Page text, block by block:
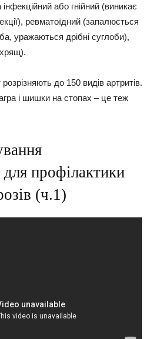
або гнійний (виникає
ревматоїдний (запалюється
уражаються дрібні суглоби),
до 150 видів артритів.
і шишки на стопах – це теж
для профілактики
(ч.1)